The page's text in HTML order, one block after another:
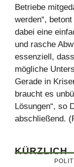
Betriebe
werden“,
dabei eine
und rasche
essenziell, dass
mögliche
Gerade in
braucht es
Lösungen“, so
abschließend.
KÜRZLICH